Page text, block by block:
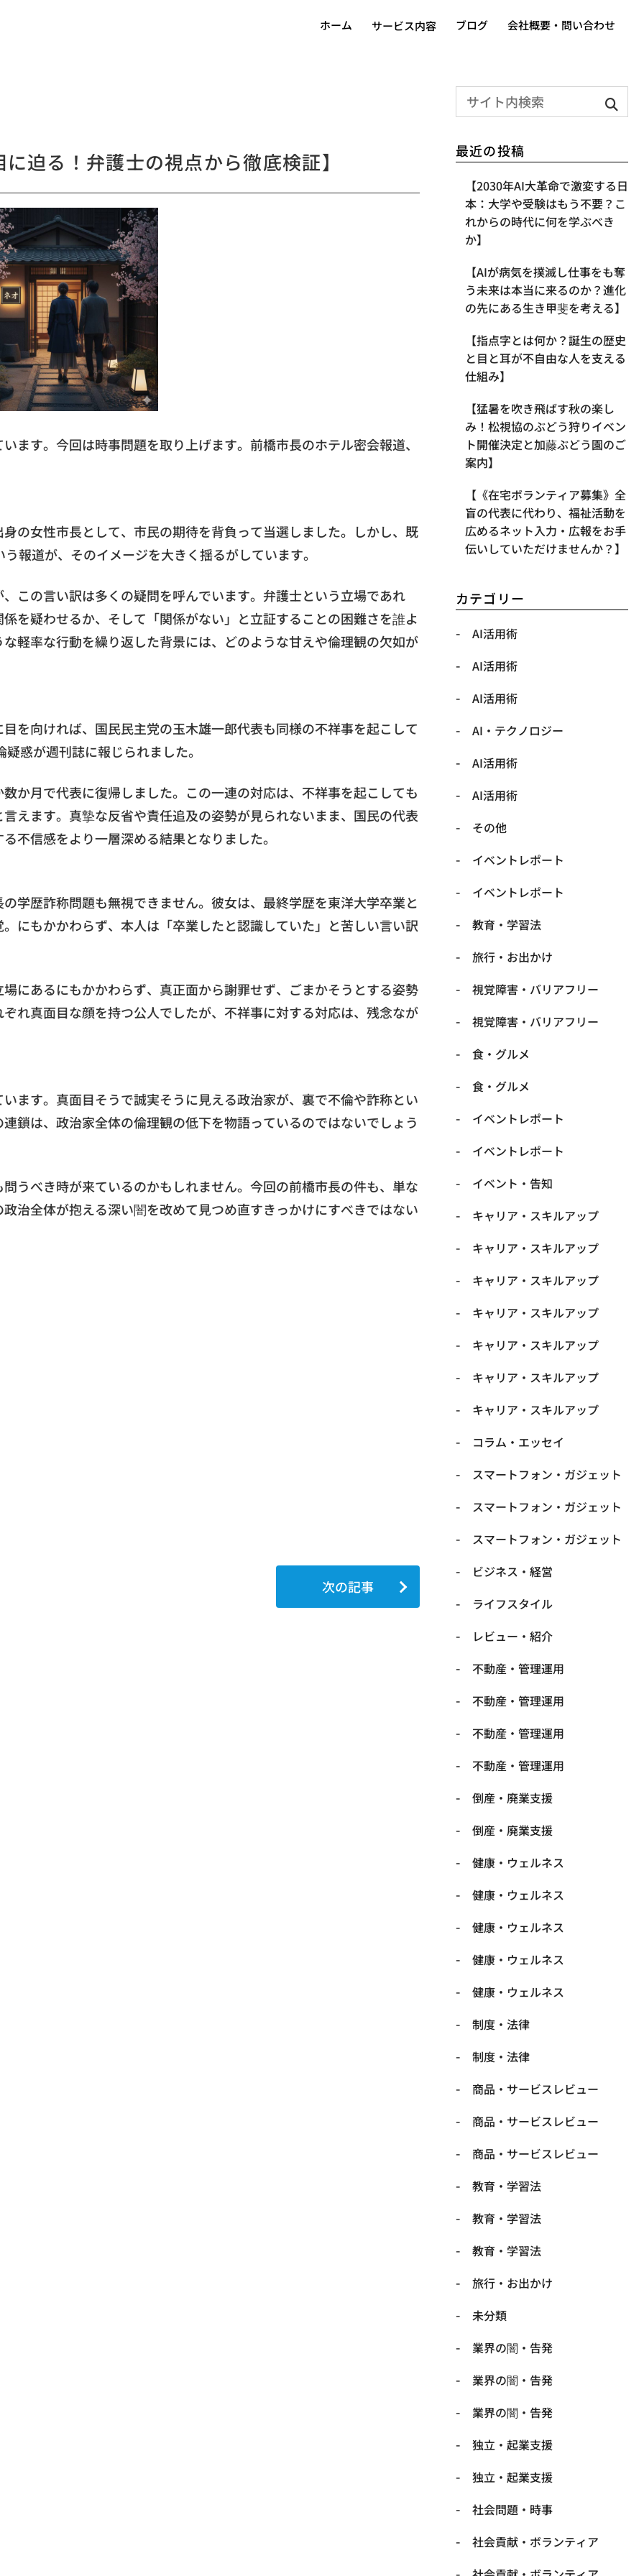
ホーム サービス内容 ブログ 会社概要・問い合わせ
迫る！弁護士の視点から徹底検証】
ます。今回は時事問題を取り上げます。前橋市長のホテル密会報道、
の女性市長として、市民の期待を背負って当選しました。しかし、既
報道が、そのイメージを大きく揺るがしています。
この言い訳は多くの疑問を呼んでいます。弁護士という立場であれ
を疑わせるか、そして「関係がない」と立証することの困難さを誰よ
軽率な行動を繰り返した背景には、どのような甘えや倫理観の欠如が
を向ければ、国民民主党の玉木雄一郎代表も同様の不祥事を起こして
惑が週刊誌に報じられました。
か月で代表に復帰しました。この一連の対応は、不祥事を起こしても
えます。真摯な反省や責任追及の姿勢が見られないまま、国民の代表
不信感をより一層深める結果となりました。
学歴詐称問題も無視できません。彼女は、最終学歴を東洋大学卒業と
にもかかわらず、本人は「卒業したと認識していた」と苦しい言い訳
にあるにもかかわらず、真正面から謝罪せず、ごまかそうとする姿勢
れ真面目な顔を持つ公人でしたが、不祥事に対する対応は、残念なが
ます。真面目そうで誠実そうに見える政治家が、裏で不倫や詐称とい
鎖は、政治家全体の倫理観の低下を物語っているのではないでしょう
うべき時が来ているのかもしれません。今回の前橋市長の件も、単な
治全体が抱える深い闇を改めて見つめ直すきっかけにすべきではない
次の記事
最近の投稿
【2030年AI大革命で激変する日
本：大学や受験はもう不要？こ
れからの時代に何を学ぶべき
か】
【AIが病気を撲滅し仕事をも奪
う未来は本当に来るのか？進化
の先にある生き甲斐を考える】
【指点字とは何か？誕生の歴史
と目と耳が不自由な人を支える
仕組み】
【​猛暑を吹き飛ばす秋の楽し
み！松視協のぶどう狩りイベン
ト開催決定と加藤ぶどう園のご
案内】
【《在宅ボランティア募集》全
盲の代表に代わり、福祉活動を
広めるネット入力・広報をお手
伝いしていただけませんか？】
カテゴリー
AI活用術
AI活用術
AI活用術
​AI・テクノロジー
​AI活用術
​AI活用術
​その他
​イベントレポート
​イベントレポート
​教育・学習法
​旅行・お出かけ
​視覚障害・バリアフリー
​視覚障害・バリアフリー
​食・グルメ
​食・グルメ
イベントレポート
イベントレポート
イベント・告知
キャリア・スキルアップ
キャリア・スキルアップ
キャリア・スキルアップ
キャリア・スキルアップ
キャリア・スキルアップ
キャリア・スキルアップ
キャリア・スキルアップ
コラム・エッセイ
スマートフォン・ガジェット
スマートフォン・ガジェット
スマートフォン・ガジェット
ビジネス・経営
ライフスタイル
レビュー・紹介
不動産・管理運用
不動産・管理運用
不動産・管理運用
不動産・管理運用
倒産・廃業支援
倒産・廃業支援
健康・ウェルネス
健康・ウェルネス
健康・ウェルネス
健康・ウェルネス
健康・ウェルネス
制度・法律
制度・法律
商品・サービスレビュー
商品・サービスレビュー
商品・サービスレビュー
教育・学習法
教育・学習法
教育・学習法
旅行・お出かけ
未分類
業界の闇・告発
業界の闇・告発
業界の闇・告発
独立・起業支援
独立・起業支援
社会問題・時事
社会貢献・ボランティア